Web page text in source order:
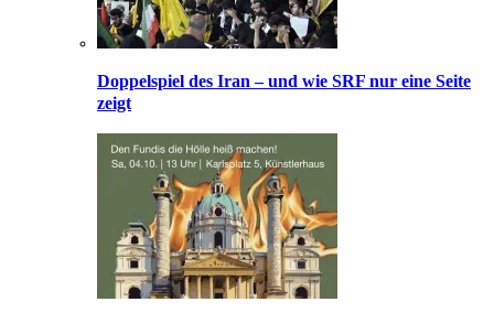
Doppelspiel des Iran – und wie SRF nur eine Seite
zeigt